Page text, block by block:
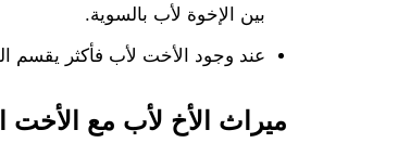
بين الإخوة لأب بالسوية.
عند وجود الأخت لأب فأكثر يقسم
ميراث الأخ لأب مع الأخت